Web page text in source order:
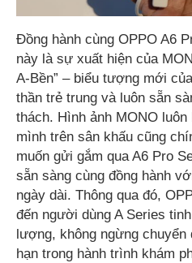
Đồng hành cùng OPPO A6
này là sự xuất hiện của
A-Bền” – biểu tượng mới
thần trẻ trung và luôn sẵn
thách. Hình ảnh MONO
mình trên sân khấu cũng
muốn gửi gắm qua A6 Pro
sẵn sàng cùng đồng hành
ngày dài. Thông qua đó,
đến người dùng A Series
lượng, không ngừng
hạn trong hành trình khám